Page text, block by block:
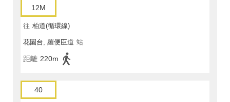
12M
往 柏道(循環線)
花園台, 羅便臣道 站
距離 220m
40